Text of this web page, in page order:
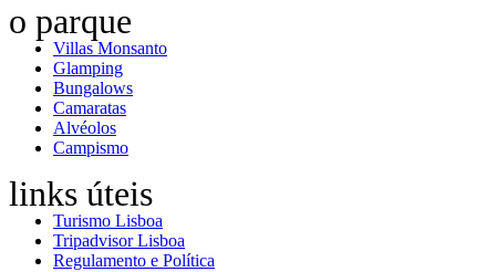
o parque
Villas Monsanto
Glamping
Bungalows
Camaratas
Alvéolos
Campismo
links úteis
Turismo Lisboa
Tripadvisor Lisboa
Regulamento e Política